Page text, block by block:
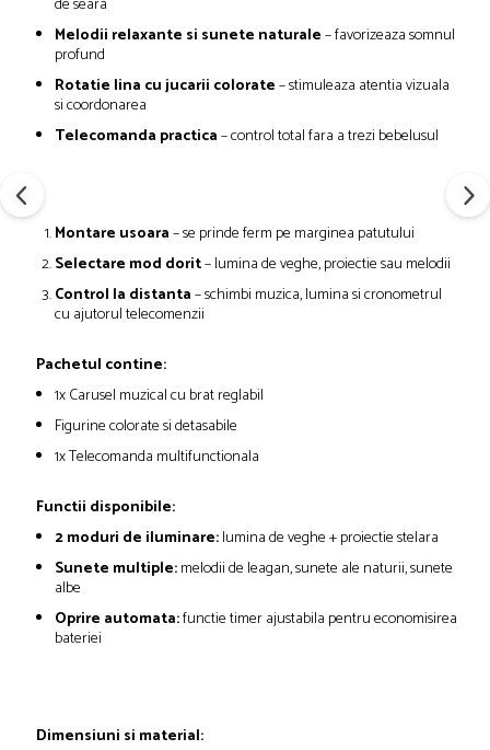
Melodii relaxante si sunete naturale– favorizeaza somnul
profund
Rotatie lina cu jucarii colorate– stimuleaza atentia vizuala
si coordonarea
Telecomanda practica– control total fara a trezi bebelusul
Montare usoara– se prinde ferm pe marginea patutului
Selectare mod dorit– lumina de veghe, proiectie sau melodii
Control la distanta– schimbi muzica, lumina si cronometrul
cu ajutorul telecomenzii
Pachetul contine:
1x Carusel muzical cu brat reglabil
Figurine colorate si detasabile
1x Telecomanda multifunctionala
Functii disponibile:
2 moduri de iluminare:lumina de veghe + proiectie stelara
Sunete multiple:melodii de leagan, sunete ale naturii, sunete
albe
Oprire automata:functie timer ajustabila pentru economisirea
bateriei
Dimensiuni si material: